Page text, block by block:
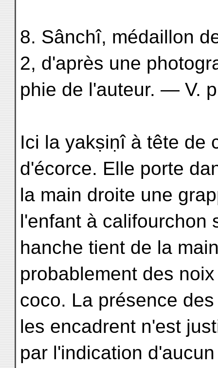
8. Sânchî, médaillon
2, d'après une
phie de l'auteur. — V.
Ici la yakṣiṇî à tête de
d'écorce. Elle porte
la main droite une
l'enfant à califourchon
hanche tient de la
probablement des
coco. La présence
les encadrent n'est
par l'indication